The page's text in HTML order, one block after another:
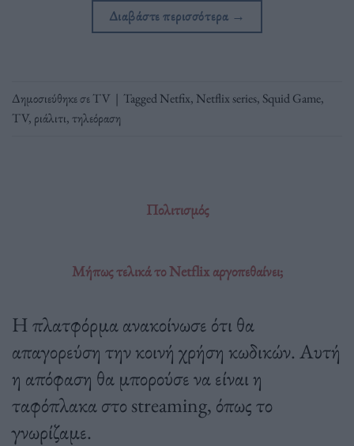
Διαβάστε περισσότερα →
Δημοσιεύθηκε σεTV | TaggedNetfix, Netflix series, Squid Game,
TV, ριάλιτι,τηλεόραση
Πολιτισμός
Μήπως τελικά το Netflix αργοπεθαίνει;
Η πλατφόρμα ανακοίνωσε ότι θα
απαγορεύση την κοινή χρήση κωδικών. Αυτή
η απόφαση θα μπορούσε να είναι η
ταφόπλακα στο streaming, όπως το
γνωρίζαμε.